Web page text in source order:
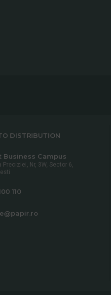
DISTRIBUTION
Business Campus
Preciziei, Nr, 3W, Sector 6,
110